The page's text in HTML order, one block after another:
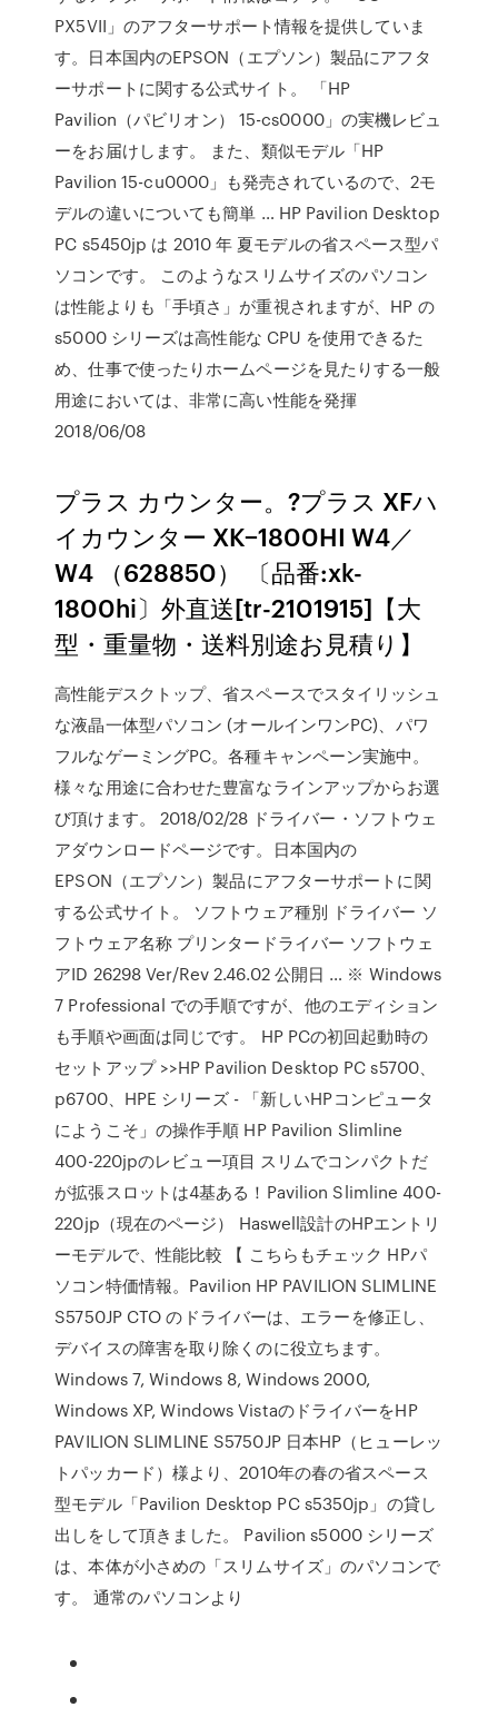
PX5VII」のアフターサポート情報を提供していま
す。日本国内のEPSON（エプソン）製品にアフタ
ーサポートに関する公式サイト。 「HP
Pavilion（パビリオン） 15-cs0000」の実機レビュ
ーをお届けします。 また、類似モデル「HP
Pavilion 15-cu0000」も発売されているので、2モ
デルの違いについても簡単 … HP Pavilion Desktop
PC s5450jp は 2010 年 夏モデルの省スペース型パ
ソコンです。 このようなスリムサイズのパソコン
は性能よりも「手頃さ」が重視されますが、HP の
s5000 シリーズは高性能な CPU を使用できるた
め、仕事で使ったりホームページを見たりする一般
用途においては、非常に高い性能を発揮
2018/06/08
プラス カウンター。?プラス XFハ
イカウンター XK−1800HI W4／
W4 （628850） 〔品番:xk-
1800hi〕外直送[tr-2101915]【大
型・重量物・送料別途お見積り】
高性能デスクトップ、省スペースでスタイリッシュ
な液晶一体型パソコン (オールインワンPC)、パワ
フルなゲーミングPC。各種キャンペーン実施中。
様々な用途に合わせた豊富なラインアップからお選
び頂けます。 2018/02/28 ドライバー・ソフトウェ
アダウンロードページです。日本国内の
EPSON（エプソン）製品にアフターサポートに関
する公式サイト。 ソフトウェア種別 ドライバー ソ
フトウェア名称 プリンタードライバー ソフトウェ
アID 26298 Ver/Rev 2.46.02 公開日 … ※ Windows
7 Professional での手順ですが、他のエディション
も手順や画面は同じです。 HP PCの初回起動時の
セットアップ >>HP Pavilion Desktop PC s5700、
p6700、HPE シリーズ - 「新しいHPコンピュータ
にようこそ」の操作手順 HP Pavilion Slimline
400-220jpのレビュー項目 スリムでコンパクトだ
が拡張スロットは4基ある！Pavilion Slimline 400-
220jp（現在のページ） Haswell設計のHPエントリ
ーモデルで、性能比較 【 こちらもチェック HPパ
ソコン特価情報。Pavilion HP PAVILION SLIMLINE
S5750JP CTO のドライバーは、エラーを修正し、
デバイスの障害を取り除くのに役立ちます。
Windows 7, Windows 8, Windows 2000,
Windows XP, Windows VistaのドライバーをHP
PAVILION SLIMLINE S5750JP 日本HP（ヒューレッ
トパッカード）様より、2010年の春の省スペース
型モデル「Pavilion Desktop PC s5350jp」の貸し
出しをして頂きました。 Pavilion s5000 シリーズ
は、本体が小さめの「スリムサイズ」のパソコンで
す。 通常のパソコンより